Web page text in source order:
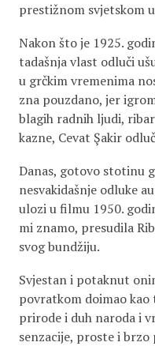
prestižnom svjetskom
Nakon što je 1925.
tadašnja vlast odluči
u grčkim vremenima
zna pouzdano, jer
blagih radnih ljudi,
kazne, Cevat Şakir
Danas, gotovo stotinu
nesvakidašnje odluke
ulozi u filmu 1950.
mi znamo, presudila
svog bundžiju.
Svjestan i potaknut
povratkom doimao
prirode i duh naroda i
senzacije, proste i